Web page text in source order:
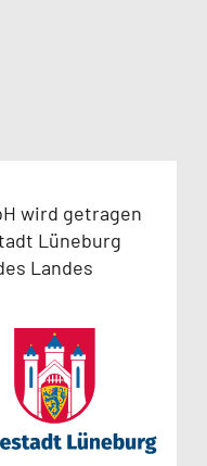
wird getragen
Lüneburg
Landes